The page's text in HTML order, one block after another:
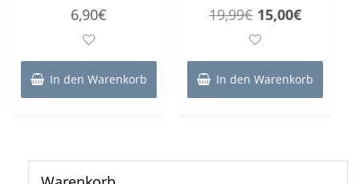
mit6,90€
In den Warenkorb
mit
19,99€ Ursprünglicher
Preis
war:
19,99€
15,00€Aktueller
ist:
15,00€.
In den Warenkorb